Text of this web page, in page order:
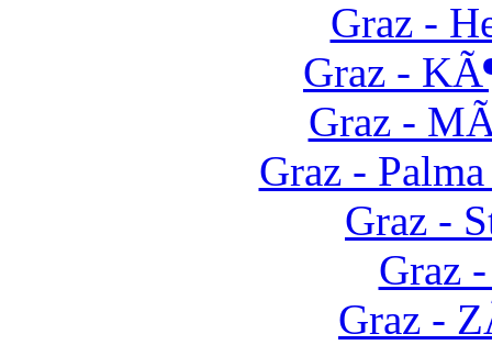
Graz -
Graz -
Graz -
Graz -
Graz -
Graz
Graz -